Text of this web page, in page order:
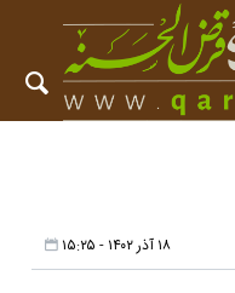
۱۸ آذر ۱۴۰۲ - ۱۵:۲۵